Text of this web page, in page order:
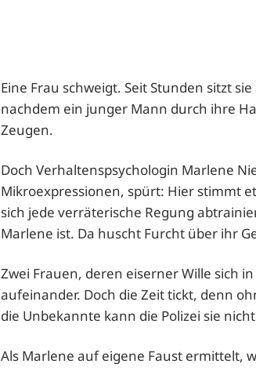
Eine Frau schweigt. Seit Stunden sitzt
nachdem ein junger Mann durch ihre
Zeugen.
Doch Verhaltenspsychologin Marlene
Mikroexpressionen, spürt: Hier stimmt
sich jede verräterische Regung
Marlene ist. Da huscht Furcht über ihr
Zwei Frauen, deren eiserner Wille sich
aufeinander. Doch die Zeit tickt, denn
die Unbekannte kann die Polizei sie
Als Marlene auf eigene Faust ermittelt,